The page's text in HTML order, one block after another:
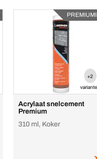
+2
Acrylaat snelcement
Premium
310 ml, Koker